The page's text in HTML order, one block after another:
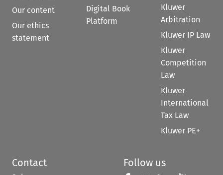
Our content
Our ethics
statement
Digital Book
Platform
Kluwer
Arbitration
Kluwer IP Law
Kluwer
Competition
Law
Kluwer
International
Tax Law
Kluwer PE+
Contact Follow us